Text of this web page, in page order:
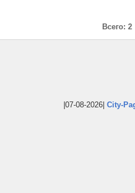
Всего: 2
|07-08-2026| City-